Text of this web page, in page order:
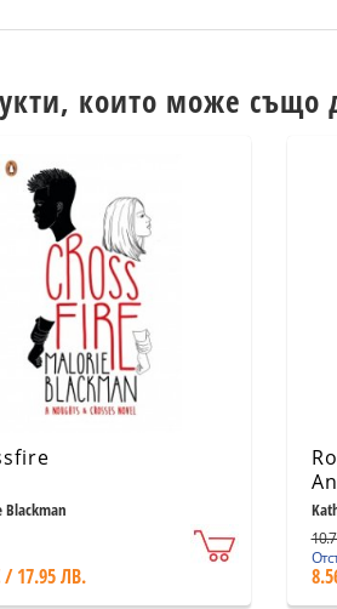
които може също
Blackman
/ 17.95 ЛВ.